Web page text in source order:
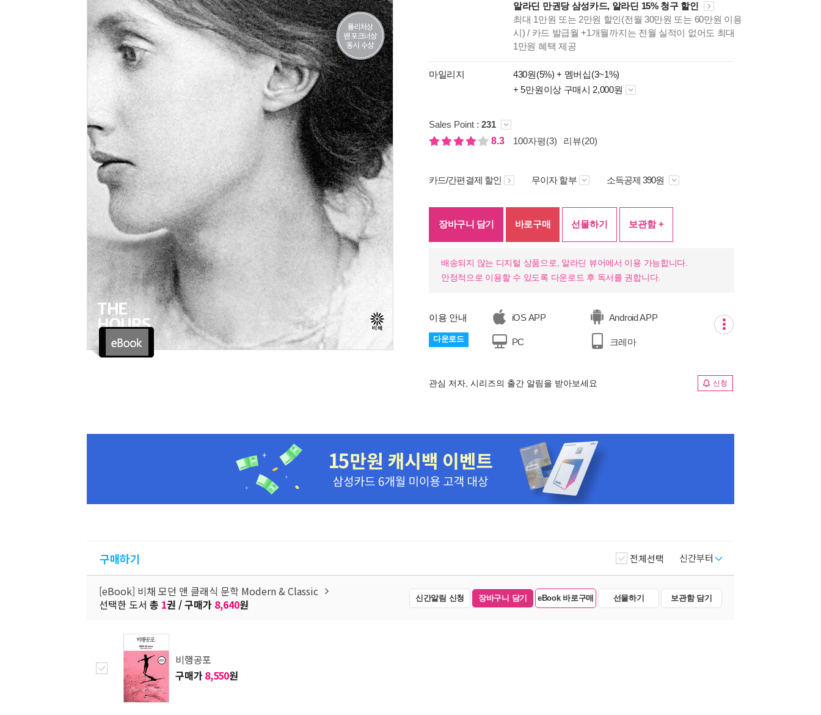
종이책의
알라딘 만권당 삼성카드, 알라딘 15% 청구 할인
최대 1만원 또는 2만원 할인(전월 30만원 또는 60만원 이용
시) / 카드 발급월 +1개월까지는 전월 실적이 없어도 최대
1만원 혜택 제공
마일리지 430원(5%) + 멤버십(3~1%)
+ 5만원이상 구매시 2,000원
Sales Point : 231
8.3
100자평(3) 리뷰(20)
카드/간편결제 할인 무이자 할부 소득공제 390원
장바구니 담기 바로구매 선물하기 보관함 +
배송되지 않는 디지털 상품으로, 알라딘 뷰어에서 이용 가능합니다.
안정적으로 이용할 수 있도록 다운로드 후 독서를 권합니다.
이용 안내
다운로드
iOS APP Android APP
PC 크레마
관심 저자, 시리즈의 출간 알림을 받아보세요 신청
구매하기 신간부터
전체선택
[eBook] 비채 모던 앤 클래식 문학 Modern & Classic
선택한 도서 총 1권 / 구매가 8,640원 신간알림 신청 장바구니 담기 eBook 바로구매 선물하기 보관함 담기
비행공포
구매가 8,550원